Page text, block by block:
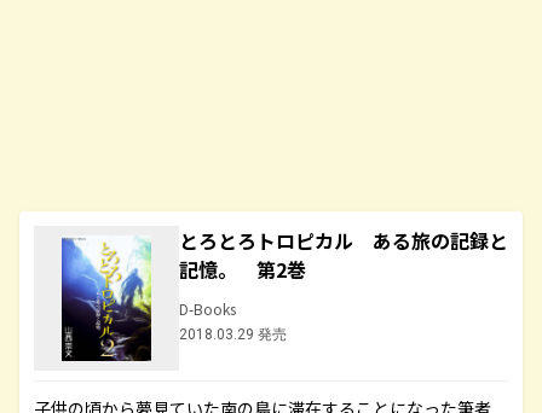
とろとろトロピカル ある旅の記録と
記憶。 第2巻
D-Books
2018.03.29 発売
子供の頃から夢見ていた南の島に滞在することになった筆者